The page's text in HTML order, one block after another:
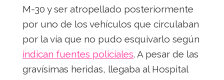
M-30 y ser atropellado posteriormente
por uno de los vehículos que circulaban
por la vía que no pudo esquivarlo según
indican fuentes policiales. A pesar de las
gravísimas heridas, llegaba al Hospital